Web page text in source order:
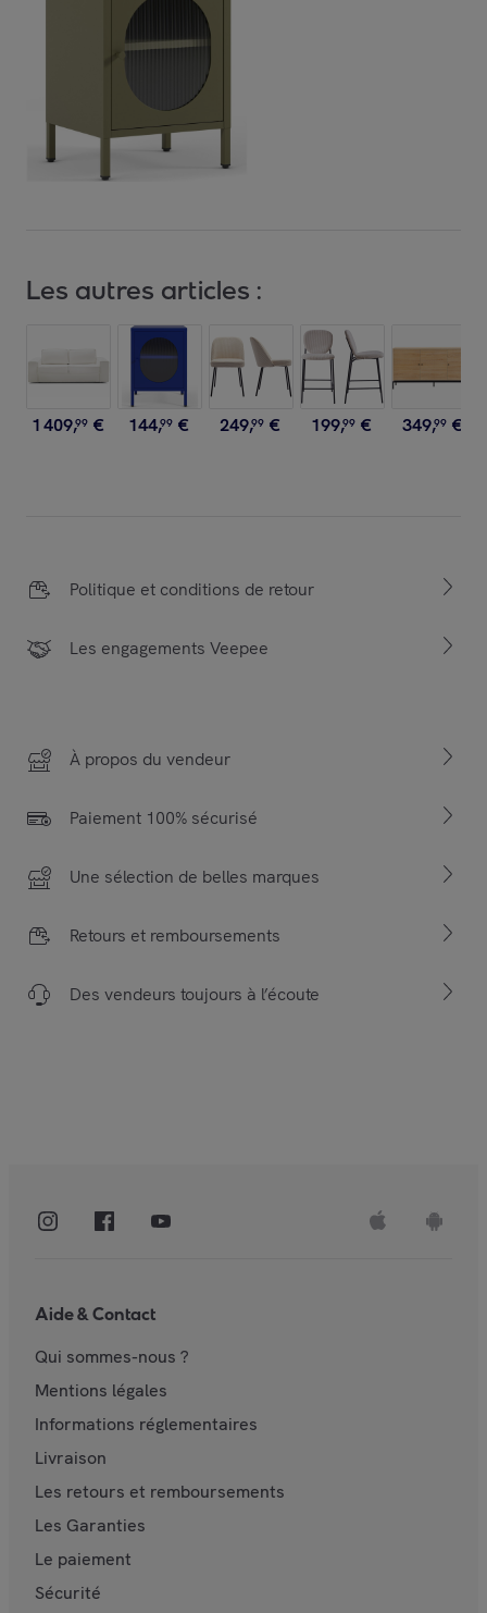
Les autres articles :
1409,99 € 144,99 € 249,99 € 199,99 € 349,99 €
Politique et conditions de retour
Les engagements Veepee
À propos du vendeur
Paiement 100% sécurisé
Une sélection de belles marques
Retours et remboursements
Des vendeurs toujours à l’écoute
Aide & Contact
Qui sommes-nous ?
Mentions légales
Informations réglementaires
Livraison
Les retours et remboursements
Les Garanties
Le paiement
Sécurité